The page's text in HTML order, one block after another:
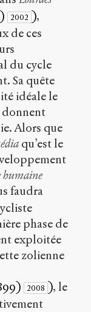
2002 ),
de ces
du cycle
Sa quête
idéale le
donnent
Alors que
qu’est le
humaine
faudra
phase de
exploitée
zolienne
2008 ), le